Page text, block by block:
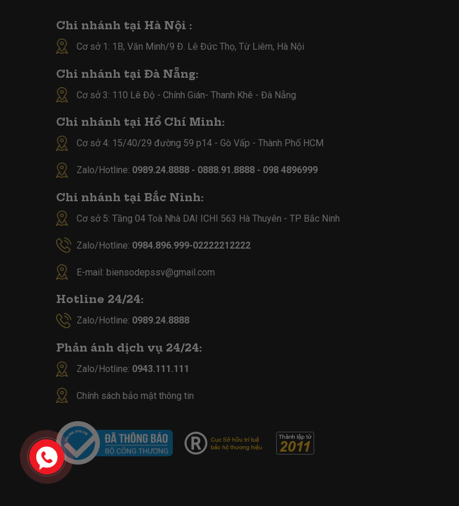
Chi nhánh tại Hà Nội :
Cơ sở 1: 1B, Văn Minh/9 Đ. Lê Đức Thọ, Từ Liêm, Hà Nội
Chi nhánh tại Đà Nẵng:
Cơ sở 3: 110 Lê Độ - Chính Gián- Thanh Khê - Đà Nẵng
Chi nhánh tại Hồ Chí Minh:
Cơ sở 4: 15/40/29 đường 59 p14 - Gò Vấp - Thành Phố HCM
Zalo/Hotline: 0989.24.8888 - 0888.91.8888 - 098 4896999
Chi nhánh tại Bắc Ninh:
Cơ sở 5: Tầng 04 Toà Nhà DAI ICHI 563 Hà Thuyên - TP Bắc Ninh
Zalo/Hotline: 0984.896.999-02222212222
E-mail: biensodepssv@gmail.com
Hotline 24/24:
Zalo/Hotline: 0989.24.8888
Phản ánh dịch vụ 24/24:
Zalo/Hotline: 0943.111.111
Chính sách bảo mật thông tin